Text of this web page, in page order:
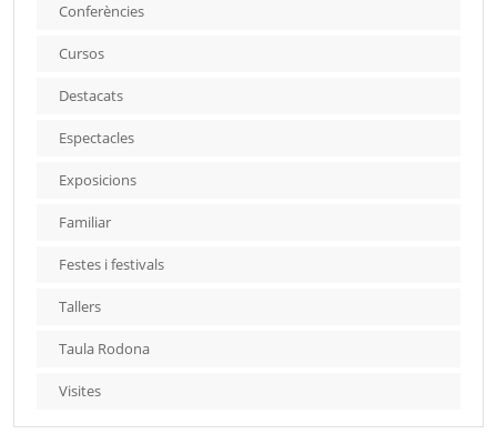
Conferències
Cursos
Destacats
Espectacles
Exposicions
Familiar
Festes i festivals
Tallers
Taula Rodona
Visites